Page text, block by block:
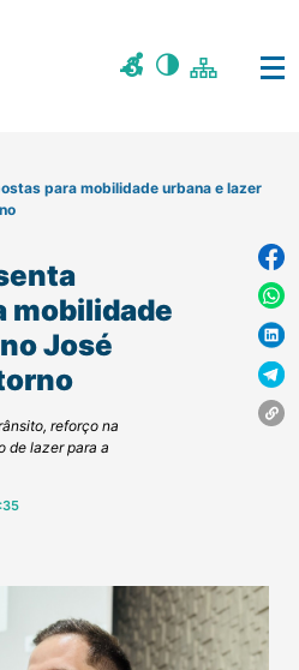
para mobilidade urbana e lazer
mobilidade
José
reforço na
de lazer para a